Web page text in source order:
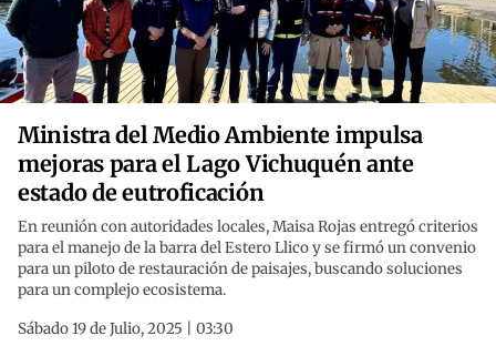
Ministra del Medio Ambiente impulsa
mejoras para el Lago Vichuquén ante
estado de eutroficación
En reunión con autoridades locales, Maisa Rojas entregó criterios
para el manejo de la barra del Estero Llico y se firmó un convenio
para un piloto de restauración de paisajes, buscando soluciones
para un complejo ecosistema.
Sábado 19 de Julio, 2025 | 03:30